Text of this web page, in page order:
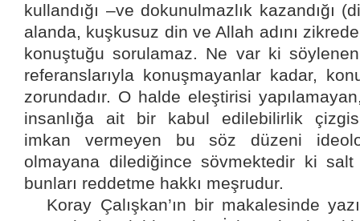
kullandığı –ve dokunulmazlık kazandığı
alanda, kuşkusuz din ve Allah adını
konuştuğu sorulamaz. Ne var ki
referanslarıyla konuşmayanlar kadar,
zorundadır. O halde eleştirisi
insanlığa ait bir kabul edilebilirlik
imkan vermeyen bu söz düzeni
olmayana dilediğince sövmektedir ki
bunları reddetme hakkı meşrudur.
Koray Çalışkan’ın bir makalesinde